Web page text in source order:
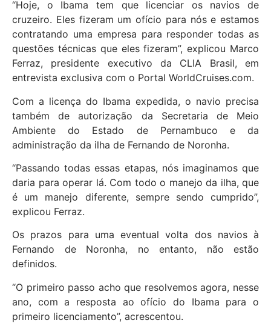
“Hoje, o Ibama tem que licenciar os navios de
cruzeiro. Eles fizeram um ofício para nós e estamos
contratando uma empresa para responder todas as
questões técnicas que eles fizeram”, explicou Marco
Ferraz, presidente executivo da CLIA Brasil, em
entrevista exclusiva com o Portal WorldCruises.com.
Com a licença do Ibama expedida, o navio precisa
também de autorização da Secretaria de Meio
Ambiente do Estado de Pernambuco e da
administração da ilha de Fernando de Noronha.
“Passando todas essas etapas, nós imaginamos que
daria para operar lá. Com todo o manejo da ilha, que
é um manejo diferente, sempre sendo cumprido”,
explicou Ferraz.
Os prazos para uma eventual volta dos navios à
Fernando de Noronha, no entanto, não estão
definidos.
“O primeiro passo acho que resolvemos agora, nesse
ano, com a resposta ao ofício do Ibama para o
primeiro licenciamento”, acrescentou.